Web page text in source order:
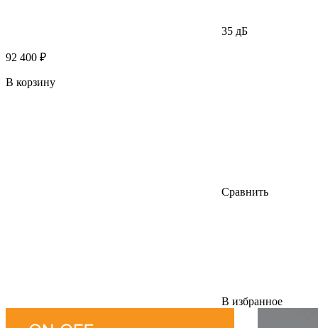
35 дБ
92 400 ₽
В корзину
Сравнить
В избранное